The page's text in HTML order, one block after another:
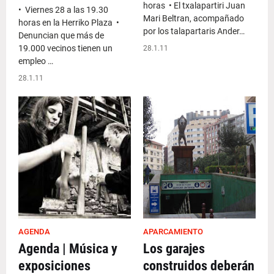
• Viernes 28 a las 19.30
horas en la Herriko Plaza •
Denuncian que más de
19.000 vecinos tienen un
empleo …
28.1.11
horas • El txalapartiri Juan
Mari Beltran, acompañado
por los talapartaris Ander…
28.1.11
AGENDA
Agenda | Música y
exposiciones
APARCAMIENTO
Los garajes
construidos deberán